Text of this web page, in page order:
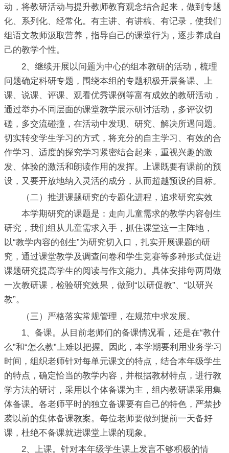
动，将教研活动与提升教师教育观念结合起来，做到专题
化、系列化、经常化。有主讲、有讲稿、有记录，使我们
组语文教师汲取营养，指导自己的课堂行为，逐步养成自
己的教学个性。
2、继续开展以问题为中心的组本教研的活动，梳理
问题确定科研专题，围绕本组的专题积极开展备课、上
课、说课、评课、观看优秀课例等富有成效的教研活动，
通过举办不同层面的课堂教学展示研讨活动，多评议切
磋，多交流碰撞，在活动中发现、研究、解决所遇问题。
切实转变学生学习的方式，将充分的自主学习、有效的合
作学习、适度的探究学习紧密结合起来，重视兴趣的激
发、体验的激活和朗读作用的发挥。上课既要有课前的预
设，又要开放地纳入灵活的成分，从而超越预设的目标。
（二）推进课题研究的专题化进程，追求研究实效
本学期研究的课题是：走向儿童需求的教学内容创生
研究，我们组从儿童需求入手，抓住课堂这一主阵地，
以“教学内容的创生”为研究切入口，扎实开展课题的研
究，通过课堂教学及调查问卷和学生竞赛等多种形式促进
课题研究提高学生的阅读与作文能力。具体安排每两周做
一次教研课，检验研究效果，做到“以研促教”、“以研兴
教”。
（三）严格落实常规管理，在规范中求发展。
1、备课。从目前老师们的备课情况看，还是在“教什
么”和“怎么教”上难以把握。因此，本学期要利用业务学习
时间，组织老师针对每单元课文的特点，结合本年级学生
的特点，确定恰当的教学内容，并根据教材特点，进行教
学方法的研讨，采用以个体备课为主，组内教研课采用集
体备课。各老师平时的独立备课要有自己的特色，严禁抄
袭以前的集体备课教案。每位老师要做到提前一天备好
课，杜绝不备课就进课堂上课的现象。
2、上课。针对本年级学生课上发言不够积极的情